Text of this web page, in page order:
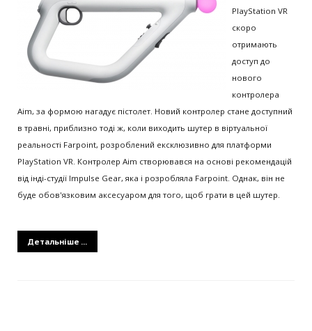
PlayStation VR
скоро
отримають
доступ до
нового
контролера
Aim, за формою нагадує пістолет. Новий контролер стане доступний
в травні, приблизно тоді ж, коли виходить шутер в віртуальної
реальності Farpoint, розроблений ексклюзивно для платформи
PlayStation VR. Контролер Aim створювався на основі рекомендацій
від інді-студії Impulse Gear, яка і розробляла Farpoint. Однак, він не
буде обов'язковим аксесуаром для того, щоб грати в цей шутер.
Детальніше ...